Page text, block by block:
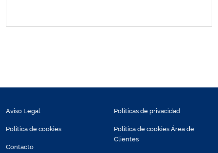
Aviso Legal
Política de cookies
Contacto
Políticas de privacidad
Política de cookies Área de
Clientes